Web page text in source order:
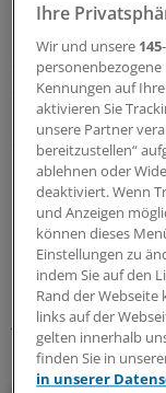
Hasselfeldt hielt
sei aus guten
stabile
Deutschland",
stärke das
Krankenkassen.
Schlagworte:
Krankenkassen
Ihr
Ihre
Wir und unsere 145
Kennungen auf
aktivieren Sie
unsere Partner
bereitzustellen“
ablehnen oder
deaktiviert. Wenn
und Anzeigen
können dieses
Einstellungen zu
indem Sie auf den
Rand der
links auf der
gelten innerhalb
finden Sie in
in unserer